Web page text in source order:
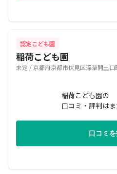
認定こども園
稲荷こども園
未定 / 京都府京都市伏見区深草開土
稲荷こども園の
口コミ・評判は
口コミ